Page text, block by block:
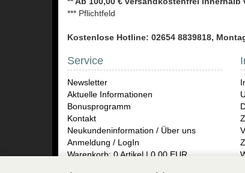
*** Pflichtfeld
Kostenlose Hotline: 02654 8839818,
Service
Newsletter
Aktuelle Informationen
Bonusprogramm
Kontakt
Neukundeninformation / Über uns
Anmeldung / LogIn
Warenkorb: 0 Artikel | 0,00 EUR